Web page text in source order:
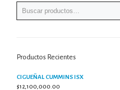
Productos Recientes
CIGUEÑAL CUMMINS ISX
$12,100,000.00